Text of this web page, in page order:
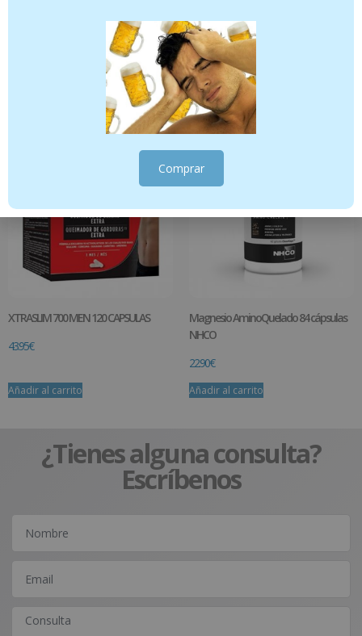
Aminobalance 70 caps NHCO
KABI CONTROL SABOR CHOCOLATE
400G
24.95€
Añadir al carrito
XTRASLIM 700 MEN 120 CAPSULAS
43.95€
Añadir al carrito
Magnesio AminoQuelado 84 cápsulas
NHCO
22.90€
Añadir al carrito
¿Tienes alguna consulta?
Escríbenos
Comprar